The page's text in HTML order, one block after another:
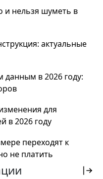
и нельзя шуметь в
актуальные
в 2026 году:
для
в 2026 году
переходят к
не платить